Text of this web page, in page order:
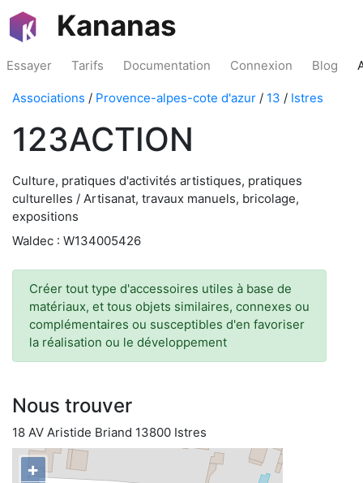
Kananas
Essayer Tarifs Documentation Connexion Blog
Associations / Provence-alpes-cote d'azur / 13 / Istres
123ACTION
Culture, pratiques d'activités artistiques, pratiques
culturelles / Artisanat, travaux manuels, bricolage,
expositions
Waldec : W134005426
Créer tout type d'accessoires utiles à base de
matériaux, et tous objets similaires, connexes ou
complémentaires ou susceptibles d'en favoriser
la réalisation ou le développement
Nous trouver
18 AV Aristide Briand 13800 Istres
+